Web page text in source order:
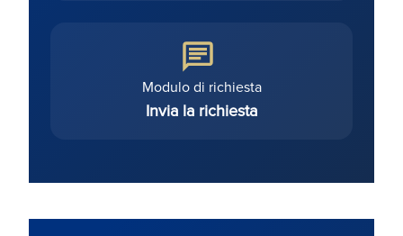
Modulo di richiesta
Invia la richiesta